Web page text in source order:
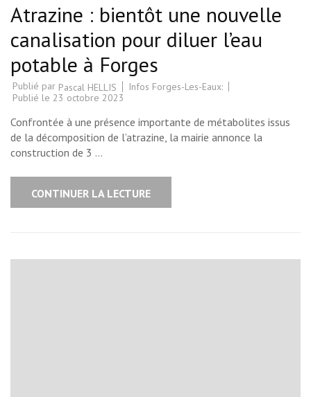
Atrazine : bientôt une nouvelle
canalisation pour diluer l’eau
potable à Forges
Publié par Pascal HELLIS
Infos Forges-Les-Eaux:
Publié le 23 octobre 2023
Confrontée à une présence importante de métabolites issus
de la décomposition de l’atrazine, la mairie annonce la
construction de 3 …
CONTINUER LA LECTURE